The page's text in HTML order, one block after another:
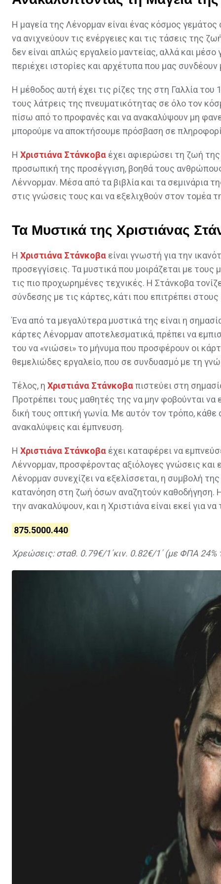
Η μαγεία της Λένορμαν είναι ένας κόσμος
να ανιχνεύουν τις ενέργειες και τις τάσεις της
δεν είναι απλώς εργαλείο μαντείας, αλλά και
περιέχει ιστορίες και αρχέτυπα που μας
Η μέθοδος αυτή έχει τις ρίζες της στη Γαλλία του
τους λάτρεις της πνευματικότητας σε όλο τον
πίσω από το προφανές και να ανακαλύψουν μη
μπορούμε να αποκτήσουμε πρόσβαση σε
Η Χριστιάνα Στάνκοβα έχει αφιερώσει τη ζωή
προσωπική της προσέγγιση, βοηθά τους
Λέννορμαν. Μέσα από τα βιβλία και τα σεμινάρια
στις γνώσεις τους και να εξελιχθούν στον τομέα
Τα Μυστικά της Χριστιάνας
Η Χριστιάνα Στάνκοβα είναι γνωστή για την
προσεγγίσεις. Τα μυστικά που μοιράζεται με
τις πιο προχωρημένες τεχνικές. Η Στάνκοβα
σύνδεσης με τις κάρτες, κάτι που επιτρέπει
Ένα από τα μεγαλύτερα μυστικά της είναι η
κάρτες Λένορμαν αποτελεσματικά, πρέπει να
του να «νιώσει» το μήνυμα που προσφέρουν οι
θεμελιώδες εργαλείο, που σε συνδυασμό με τη
Τέλος, η Χριστιάνα Στάνκοβαπιστεύει στη
Προτρέπει τους μαθητές της να μην φοβούνται
δική τους οπτική γωνία. Με αυτόν τον τρόπο, κάθε
ανακαλύψεις και έμπνευση.
Η Χριστιάνα Στάνκοβα έχει καταφέρει να
Λέννορμαν, προσφέροντας αξιόλογες γνώσεις
Λένορμαν συνεχίζει να εξελίσσεται, η συμβολή
κατανόηση στη ζωή όσων αναζητούν καθοδήγηση.
την ανακαλύψουν, και η Χριστιάνα είναι εκεί για
875.5000.440
Χρεώσεις: σταθ. 0.79€/1΄κιν. 0.82€/1΄ (με ΦΠΑ